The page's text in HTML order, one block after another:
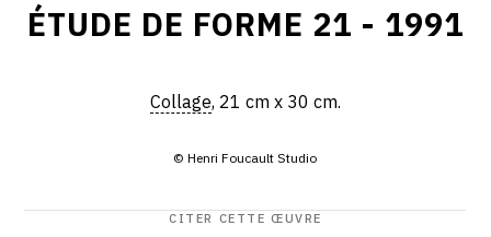
ÉTUDE DE FORME 21 - 1991
Collage, 21 cm x 30 cm.
© Henri Foucault Studio
CITER CETTE ŒUVRE